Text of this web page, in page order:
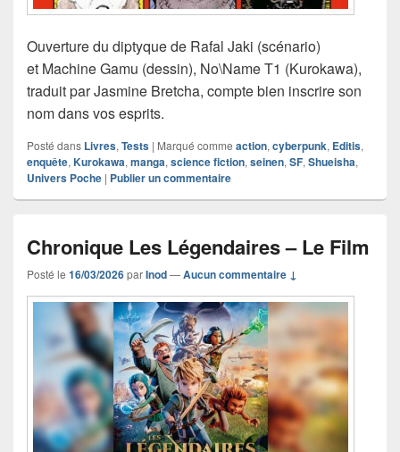
Ouverture du diptyque de Rafal Jaki (scénario)
et Machine Gamu (dessin), No\Name T1 (Kurokawa),
traduit par Jasmine Bretcha, compte bien inscrire son
nom dans vos esprits.
Posté dans Livres, Tests | Marqué comme action, cyberpunk, Editis,
enquête, Kurokawa, manga, science fiction, seinen, SF, Shueisha,
Univers Poche | Publier un commentaire
Chronique Les Légendaires – Le Film
Posté le 16/03/2026parInod—Aucun commentaire ↓